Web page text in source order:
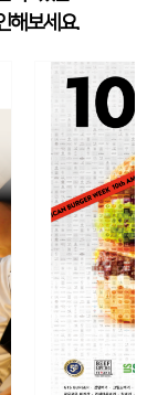
해보세요.